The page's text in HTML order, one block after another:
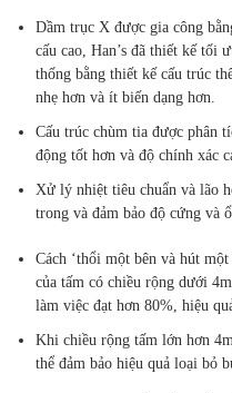
Dầm trục X được gia công
cấu cao, Han’s đã thiết kế tối
thống bằng thiết kế cấu trúc
nhẹ hơn và ít biến dạng hơn.
Cấu trúc chùm tia được phân
động tốt hơn và độ chính xác
Xử lý nhiệt tiêu chuẩn và lão
trong và đảm bảo độ cứng và
Cách ‘thổi một bên và hút
của tấm có chiều rộng dưới
làm việc đạt hơn 80%, hiệu
Khi chiều rộng tấm lớn hơn
thể đảm bảo hiệu quả loại bỏ